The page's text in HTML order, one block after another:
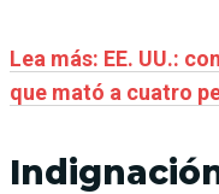
Lea más: EE. UU.:
que mató a cuatro